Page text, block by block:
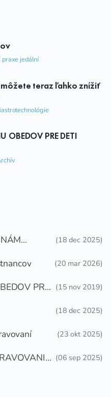
praxe jedální
teraz ľahko znížiť
OBEDOV PRE DETI
(18 dec 2025)
(20 mar 2026)
PRE
(15 nov 2019)
(18 dec 2025)
(23 okt 2025)
(06 sep 2025)